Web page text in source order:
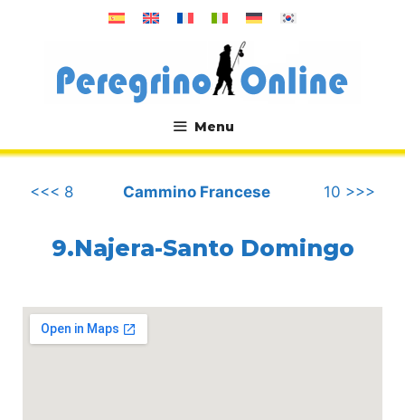
Menu
.
<<< 8
Cammino Francese 10 >>>
9.Najera-Santo Domingo